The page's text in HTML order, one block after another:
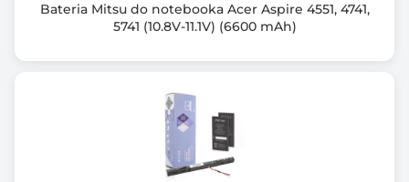
Bateria Mitsu do notebooka Acer Aspire 4551, 4741,
5741 (10.8V-11.1V) (6600 mAh)